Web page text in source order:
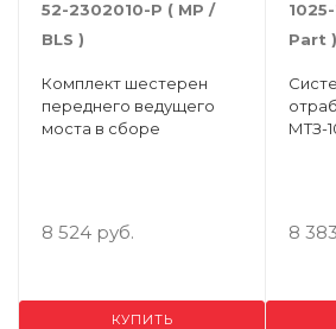
52-2302010-Р ( MP /
BLS )
Комплект шестерен
переднего ведущего
моста в сборе
8 524 руб.
КУПИТЬ
Part )
МТЗ-
8